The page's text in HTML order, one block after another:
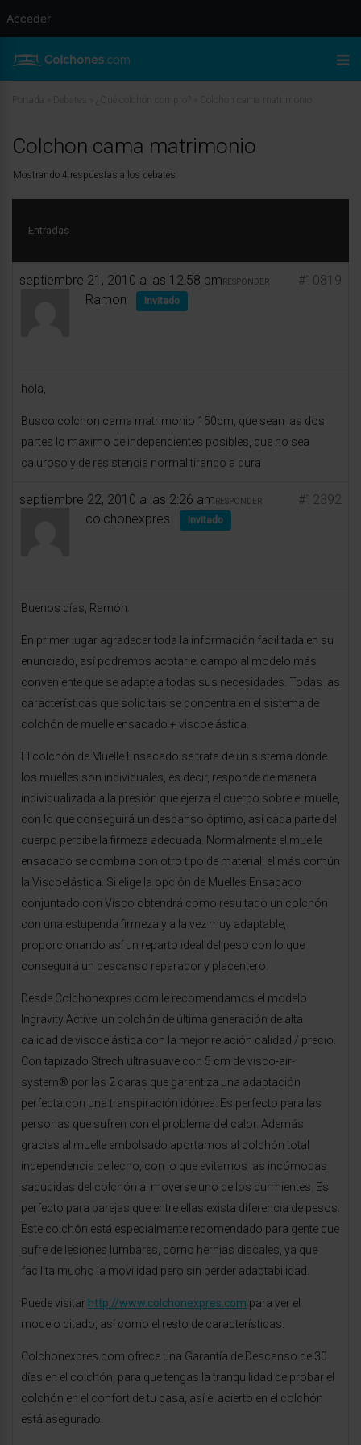
Colchon cama matrimonio
Mostrando 4 respuestas a los debates
Entradas
septiembre 21, 2010 a las 12:58 pm #10819
RESPONDER
Ramon Invitado
hola,
Busco colchon cama matrimonio 150cm, que sean las dos
partes lo maximo de independientes posibles, que no sea
caluroso y de resistencia normal tirando a dura
septiembre 22, 2010 a las 2:26 am #12392
RESPONDER
colchonexpres Invitado
Buenos días, Ramón.
En primer lugar agradecer toda la información facilitada en su
enunciado, así podremos acotar el campo al modelo más
conveniente que se adapte a todas sus necesidades. Todas las
características que solicitais se concentra en el sistema de
colchón de muelle ensacado + viscoelástica.
El colchón de Muelle Ensacado se trata de un sistema dónde
los muelles son individuales, es decir, responde de manera
individualizada a la presión que ejerza el cuerpo sobre el muelle,
con lo que conseguirá un descanso óptimo, así cada parte del
cuerpo percibe la firmeza adecuada. Normalmente el muelle
ensacado se combina con otro tipo de material; el más común
la Viscoelástica. Si elige la opción de Muelles Ensacado
conjuntado con Visco obtendrá como resultado un colchón
con una estupenda firmeza y a la vez muy adaptable,
proporcionando así un reparto ideal del peso con lo que
conseguirá un descanso reparador y placentero.
Desde Colchonexpres.com le recomendamos el modelo
Ingravity Active, un colchón de última generación de alta
calidad de viscoelástica con la mejor relación calidad / precio.
Con tapizado Strech ultrasuave con 5 cm de visco-air-
system® por las 2 caras que garantiza una adaptación
perfecta con una transpiración idónea. Es perfecto para las
personas que sufren con el problema del calor. Además
gracias al muelle embolsado aportamos al colchón total
independencia de lecho, con lo que evitamos las incómodas
sacudidas del colchón al moverse uno de los durmientes. Es
perfecto para parejas que entre ellas exista diferencia de pesos.
Este colchón está especialmente recomendado para gente que
sufre de lesiones lumbares, como hernias discales, ya que
facilita mucho la movilidad pero sin perder adaptabilidad.
Puede visitar http://www.colchonexpres.com para ver el
modelo citado, así como el resto de características.
Colchonexpres.com ofrece una Garantía de Descanso de 30
días en el colchón, para que tengas la tranquilidad de probar el
colchón en el confort de tu casa, así el acierto en el colchón
está asegurado.
Acceder